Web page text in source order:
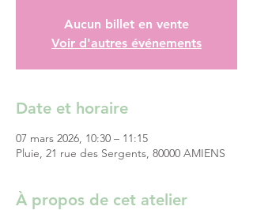
Aucun billet en vente
Voir d'autres événements
Date et horaire
07 mars 2026, 10:30 – 11:15
Pluie, 21 rue des Sergents, 80000 AMIENS
À propos de cet atelier